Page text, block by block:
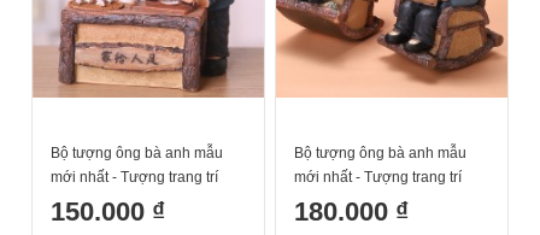
Bộ tượng ông bà anh mẫu
mới nhất - Tượng trang trí
nhà cửa ông bà làm bánh
bao 14x12cm
150.000 ₫
Bộ tượng ông bà anh mẫu
mới nhất - Tượng trang trí
nhà cửa ông bà 2 tượng Bập
bênh 11*15cm
180.000 ₫